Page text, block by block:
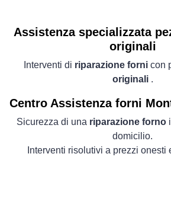
Assistenza specializzata
originali
Interventi di riparazione fornicon
originali .
Centro Assistenza forni
Sicurezza di una riparazione forno
domicilio.
Interventi risolutivi a prezzi onesti